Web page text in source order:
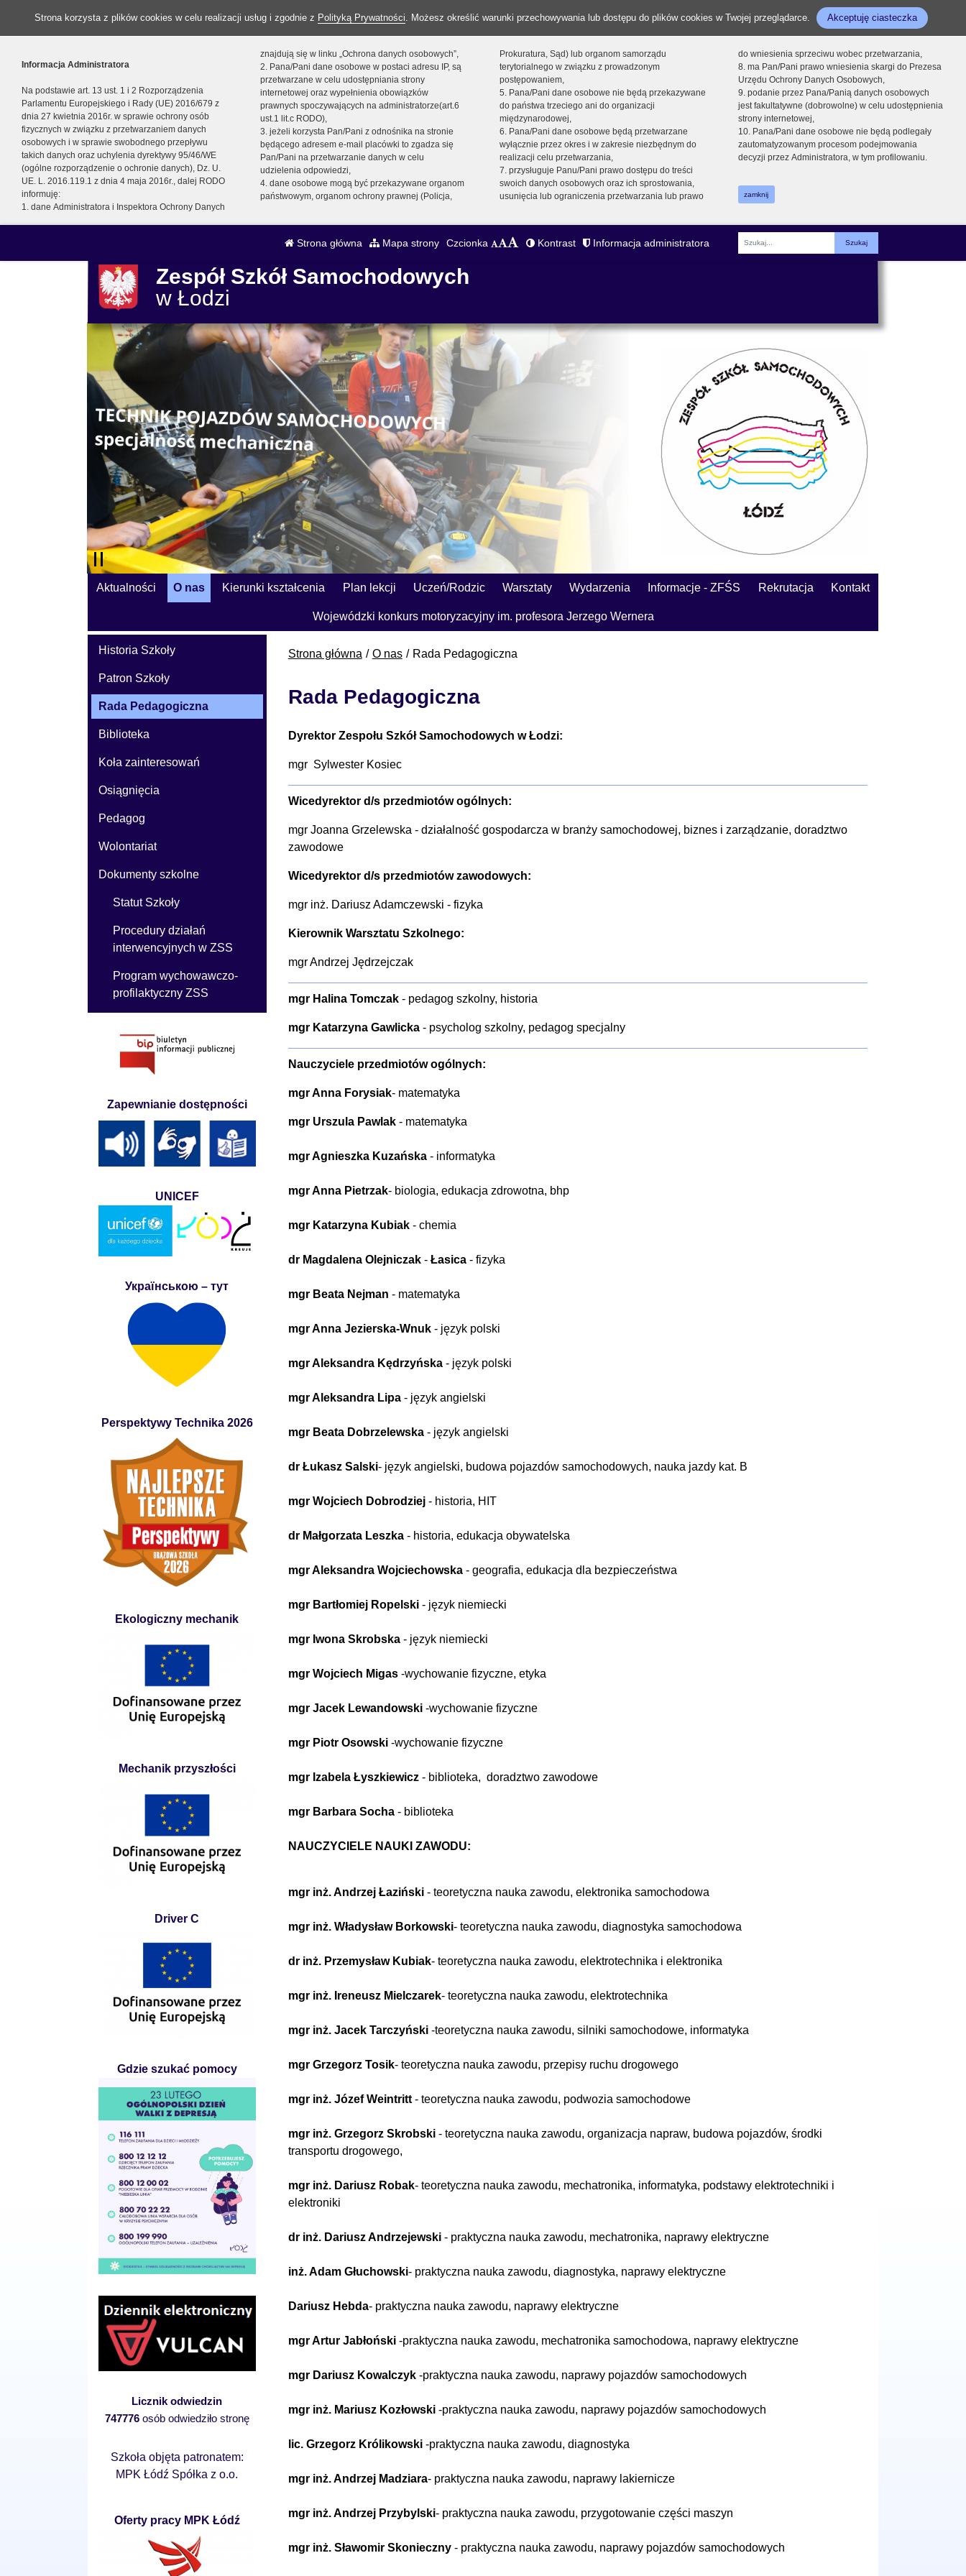
Strona korzysta z plików cookies w celu realizacji usług i zgodnie z Polityką Prywatności. Możesz określić warunki przechowywania lub dostępu do plików cookies w Twojej przeglądarce. Akceptuję ciasteczka
Informacja Administratora
Na podstawie art. 13 ust. 1 i 2 Rozporządzenia
Parlamentu Europejskiego i Rady (UE) 2016/679 z
dnia 27 kwietnia 2016r. w sprawie ochrony osób
fizycznych w związku z przetwarzaniem danych
osobowych i w sprawie swobodnego przepływu
takich danych oraz uchylenia dyrektywy 95/46/WE
(ogólne rozporządzenie o ochronie danych), Dz. U.
UE. L. 2016.119.1 z dnia 4 maja 2016r., dalej RODO
informuję:
1. dane Administratora i Inspektora Ochrony Danych
znajdują się w linku „Ochrona danych osobowych”,
2. Pana/Pani dane osobowe w postaci adresu IP, są
przetwarzane w celu udostępniania strony
internetowej oraz wypełnienia obowiązków
prawnych spoczywających na administratorze(art.6
ust.1 lit.c RODO),
3. jeżeli korzysta Pan/Pani z odnośnika na stronie
będącego adresem e-mail placówki to zgadza się
Pan/Pani na przetwarzanie danych w celu
udzielenia odpowiedzi,
4. dane osobowe mogą być przekazywane organom
państwowym, organom ochrony prawnej (Policja,
Prokuratura, Sąd) lub organom samorządu
terytorialnego w związku z prowadzonym
postępowaniem,
5. Pana/Pani dane osobowe nie będą przekazywane
do państwa trzeciego ani do organizacji
międzynarodowej,
6. Pana/Pani dane osobowe będą przetwarzane
wyłącznie przez okres i w zakresie niezbędnym do
realizacji celu przetwarzania,
7. przysługuje Panu/Pani prawo dostępu do treści
swoich danych osobowych oraz ich sprostowania,
usunięcia lub ograniczenia przetwarzania lub prawo
do wniesienia sprzeciwu wobec przetwarzania,
8. ma Pan/Pani prawo wniesienia skargi do Prezesa
Urzędu Ochrony Danych Osobowych,
9. podanie przez Pana/Panią danych osobowych
jest fakultatywne (dobrowolne) w celu udostępnienia
strony internetowej,
10. Pana/Pani dane osobowe nie będą podlegały
zautomatyzowanym procesom podejmowania
decyzji przez Administratora, w tym profilowaniu.
zamknij
Strona główna Mapa strony Czcionka Kontrast Informacja administratora
Fraza
Zespół Szkół Samochodowych
w Łodzi
Aktualności O nas Kierunki kształcenia Plan lekcji Uczeń/Rodzic Warsztaty Wydarzenia Informacje - ZFŚS Rekrutacja Kontakt
Wojewódzki konkurs motoryzacyjny im. profesora Jerzego Wernera
Strona główna O nas Rada Pedagogiczna
Rada Pedagogiczna
Dyrektor Zespołu Szkół Samochodowych w Łodzi:
mgr Sylwester Kosiec
Wicedyrektor d/s przedmiotów ogólnych:
mgr Joanna Grzelewska - działalność gospodarcza w branży samochodowej, biznes i zarządzanie, doradztwo
zawodowe
Wicedyrektor d/s przedmiotów zawodowych:
mgr inż. Dariusz Adamczewski - fizyka
Kierownik Warsztatu Szkolnego:
mgr Andrzej Jędrzejczak
mgr Halina Tomczak - pedagog szkolny, historia
mgr Katarzyna Gawlicka- psycholog szkolny, pedagog specjalny
Nauczyciele przedmiotów ogólnych:
mgr Anna Forysiak- matematyka
mgr Urszula Pawlak- matematyka
mgr Agnieszka Kuzańska- informatyka
mgr Anna Pietrzak- biologia, edukacja zdrowotna, bhp
mgr Katarzyna Kubiak- chemia
dr Magdalena Olejniczak- Łasica- fizyka
mgr Beata Nejman - matematyka
mgr Anna Jezierska-Wnuk- język polski
mgr Aleksandra Kędrzyńska- język polski
mgr Aleksandra Lipa- język angielski
mgr Beata Dobrzelewska- język angielski
dr Łukasz Salski- język angielski, budowa pojazdów samochodowych, nauka jazdy kat. B
mgr Wojciech Dobrodziej- historia, HIT
dr Małgorzata Leszka- historia, edukacja obywatelska
mgr Aleksandra Wojciechowska- geografia, edukacja dla bezpieczeństwa
mgr Bartłomiej Ropelski - język niemiecki
mgr Iwona Skrobska - język niemiecki
mgr Wojciech Migas-wychowanie fizyczne, etyka
mgr Jacek Lewandowski -wychowanie fizyczne
mgr Piotr Osowski-wychowanie fizyczne
mgr Izabela Łyszkiewicz- biblioteka, doradztwo zawodowe
mgr Barbara Socha- biblioteka
NAUCZYCIELE NAU KI ZAWODU:
mgr inż. Andrzej Łaziński - teoretyczna nauka zawodu, elektronika samochodowa
mgr inż. Władysław Borkowski- teoretyczna nauka zawodu, diagnostyka samochodowa
dr inż. Przemysław Kubiak- teoretyczna nauka zawodu, elektrotechnika i elektronika
mgr inż. Ireneusz Mielczarek- teoretyczna nauka zawodu, elektrotechnika
mgr inż. Jacek Tarczyński -teoretyczna nauka zawodu, silniki samochodowe, informatyka
mgr Grzegorz Tosik- teoretyczna nauka zawodu, przepisy ruchu drogowego
mgr inż. Józef Weintritt - teoretyczna nauka zawodu, podwozia samochodowe
mgr inż. Grzegorz Skrobski- teoretyczna nauka zawodu, organizacja napraw, budowa pojazdów, środki
transportu drogowego,
mgr inż. Dariusz Robak- teoretyczna nauka zawodu, mechatronika, informatyka, podstawy elektrotechniki i
elektroniki
dr inż. Dariusz Andrzejewski- praktyczna nauka zawodu, mechatronika, naprawy elektryczne
inż. Adam Głuchowski- praktyczna nauka zawodu, diagnostyka, naprawy elektryczne
Dariusz Hebda- praktyczna nauka zawodu, naprawy elektryczne
mgr Artur Jabłoński-praktyczna nauka zawodu, mechatronika samochodowa, naprawy elektryczne
mgr Dariusz Kowalczyk-praktyczna nauka zawodu, naprawy pojazdów samochodowych
mgr inż. Mariusz Kozłowski-praktyczna nauka zawodu, naprawy pojazdów samochodowych
lic. Grzegorz Królikowski-praktyczna nauka zawodu, diagnostyka
mgr inż. Andrzej Madziara- praktyczna nauka zawodu, naprawy lakiernicze
mgr inż. Andrzej Przybylski- praktyczna nauka zawodu, przygotowanie części maszyn
mgr inż. Sławomir Skonieczny- praktyczna nauka zawodu, naprawy pojazdów samochodowych
Historia Szkoły
Patron Szkoły
Rada Pedagogiczna
Biblioteka
Koła zainteresowań
Osiągnięcia
Pedagog
Wolontariat
Dokumenty szkolne
Statut Szkoły
Procedury działań
interwencyjnych w ZSS
Program wychowawczo-
profilaktyczny ZSS
Zapewnianie dostępności
UNICEF
Українською – тут
Perspektywy Technika 2026
Ekologiczny mechanik
Mechanik przyszłości
Driver C
Gdzie szukać pomocy
Licznik odwiedzin
747776osób odwiedziło stronę
Szkoła objęta patronatem:
MPK Łódź Spółka z o.o.
Oferty pracy MPK Łódź